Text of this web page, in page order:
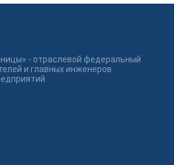
- отраслевой федеральный
и главных инженеров